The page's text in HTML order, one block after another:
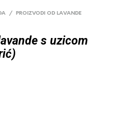
/ PROIZVODI OD LAVANDE
s uzicom